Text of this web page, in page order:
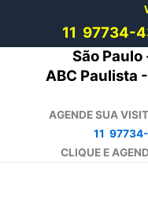
11 97734-4
São
ABC Paulista
AGENDE SUA
11
CLIQUE E